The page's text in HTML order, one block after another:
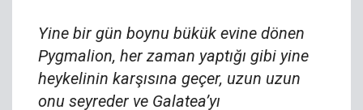
Yine bir gün boynu bükük evine dönen
Pygmalion, her zaman yaptığı gibi yine
heykelinin karşısına geçer, uzun uzun
onu seyreder ve Galatea’yı